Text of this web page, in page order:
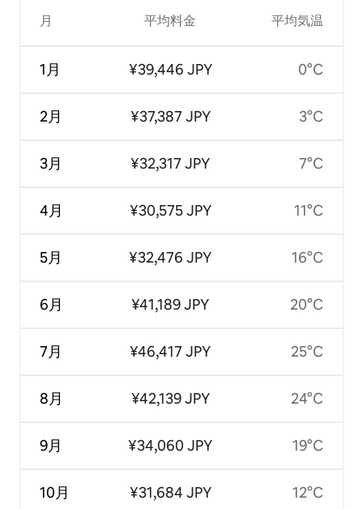
月
1月
2月
3月
4月
5月
6月
7月
8月
9月
10月
平均料金
¥39,446 JPY
¥37,387 JPY
¥32,317 JPY
¥30,575 JPY
¥32,476 JPY
¥41,189 JPY
¥46,417 JPY
¥42,139 JPY
¥34,060 JPY
¥31,684 JPY
平均気温
0°C
3°C
7°C
11°C
16°C
20°C
25°C
24°C
19°C
12°C